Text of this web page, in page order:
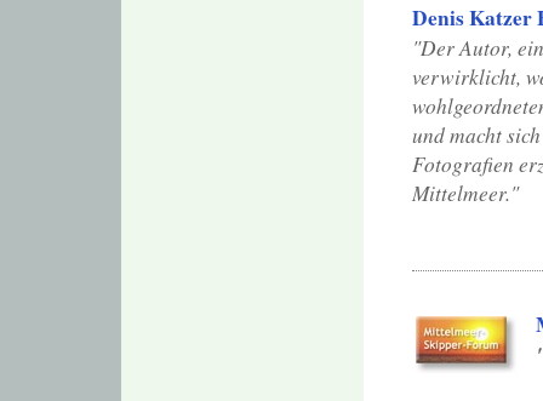
Denis Katzer
"Der Autor,
verwirklicht,
und macht
Fotografien
Mittelmeer."